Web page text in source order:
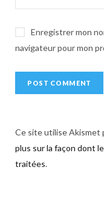
Enregistrer mon
navigateur pour mon
Ce site utilise Akismet
plus sur la façon dont
traitées.